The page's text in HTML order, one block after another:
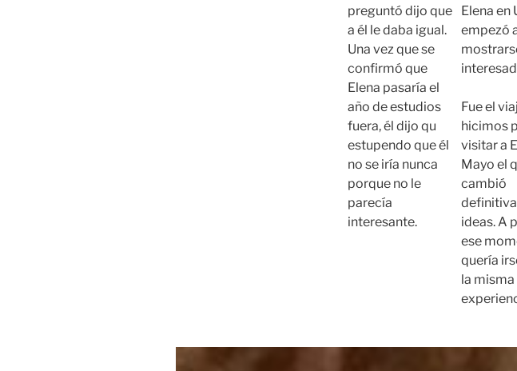
preguntó dijo que
a él le daba igual.
Una vez que se
confirmó que
Elena pasaría el
año de estudios
fuera, él dijo qu
estupendo que él
no se iría nunca
porque no le
parecía
interesante.
Elena en
empezó
Fue el
hicimos
visitar a
Mayo el
cambió
ideas. A
ese
quería
la misma